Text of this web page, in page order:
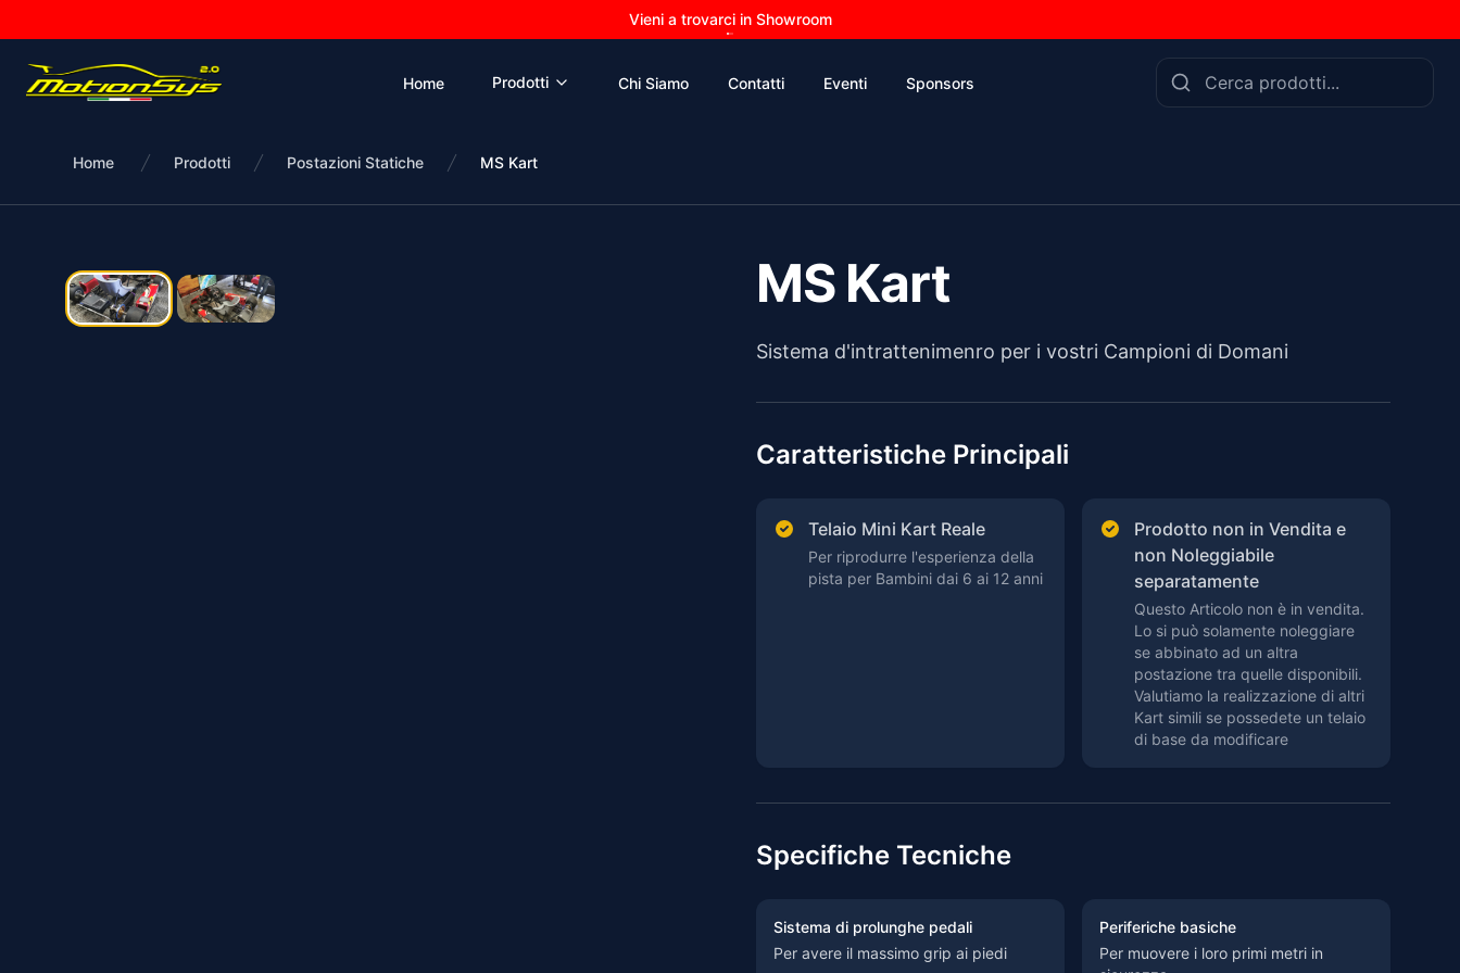
Home Prodotti Chi Siamo Contatti Eventi Sponsors
Home Prodotti Postazioni Statiche MS Kart
MS Kart
Sistema d'intrattenimenro per i vostri Campioni di Domani
Caratteristiche Principali
Telaio Mini Kart Reale
Per riprodurre l'esperienza della
pista per Bambini dai 6 ai 12 anni
Prodotto non in Vendita e
non Noleggiabile
separatamente
Questo Articolo non è in vendita.
Lo si può solamente noleggiare
se abbinato ad un altra
postazione tra quelle disponibili.
Valutiamo la realizzazione di altri
Kart simili se possedete un telaio
di base da modificare
Specifiche Tecniche
Sistema di prolunghe pedali
Per avere il massimo grip ai piedi
Periferiche basiche
Per muovere i loro primi metri in